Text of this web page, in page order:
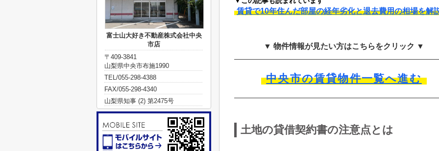
賃貸で10年住んだ部屋の経年劣化と退去費用の相場を解
▼ 物件情報が見たい方はこちらをクリック ▼
中央市の賃貸物件一覧へ進む
土地の貸借契約書の注意点とは
富士山大好き不動産株式会社中央
市店
〒409-3841
山梨県中央市布施1990
TEL/055-298-4388
FAX/055-298-4340
山梨県知事 (2) 第2475号